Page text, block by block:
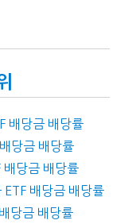
배당금 배당률
당금 배당률
당금 배당률
배당금 배당률
당금 배당률